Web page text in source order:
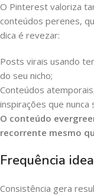
O Pinterest valoriza
conteúdos perenes,
dica é revezar:
Posts virais usando
do seu nicho;
Conteúdos
inspirações que nunca
O conteúdo
recorrente mesmo
Frequência
Consistência gera